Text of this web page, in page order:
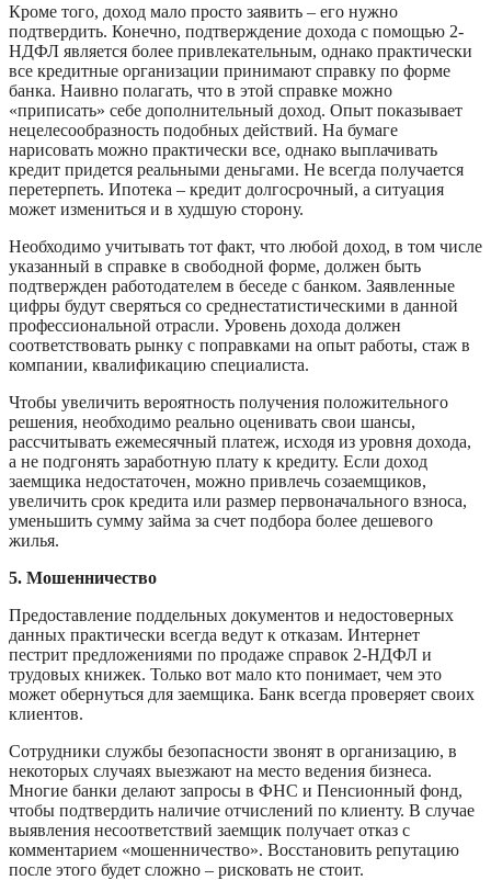
Кроме того, доход мало просто заявить – его нужно
подтвердить. Конечно, подтверждение дохода с помощью 2-
НДФЛ является более привлекательным, однако практически
все кредитные организации принимают справку по форме
банка. Наивно полагать, что в этой справке можно
«приписать» себе дополнительный доход. Опыт показывает
нецелесообразность подобных действий. На бумаге
нарисовать можно практически все, однако выплачивать
кредит придется реальными деньгами. Не всегда получается
перетерпеть. Ипотека – кредит долгосрочный, а ситуация
может измениться и в худшую сторону.
Необходимо учитывать тот факт, что любой доход, в том числе
указанный в справке в свободной форме, должен быть
подтвержден работодателем в беседе с банком. Заявленные
цифры будут сверяться со среднестатистическими в данной
профессиональной отрасли. Уровень дохода должен
соответствовать рынку с поправками на опыт работы, стаж в
компании, квалификацию специалиста.
Чтобы увеличить вероятность получения положительного
решения, необходимо реально оценивать свои шансы,
рассчитывать ежемесячный платеж, исходя из уровня дохода,
а не подгонять заработную плату к кредиту. Если доход
заемщика недостаточен, можно привлечь созаемщиков,
увеличить срок кредита или размер первоначального взноса,
уменьшить сумму займа за счет подбора более дешевого
жилья.
5. Мошенничество
Предоставление поддельных документов и недостоверных
данных практически всегда ведут к отказам. Интернет
пестрит предложениями по продаже справок 2-НДФЛ и
трудовых книжек. Только вот мало кто понимает, чем это
может обернуться для заемщика. Банк всегда проверяет своих
клиентов.
Сотрудники службы безопасности звонят в организацию, в
некоторых случаях выезжают на место ведения бизнеса.
Многие банки делают запросы в ФНС и Пенсионный фонд,
чтобы подтвердить наличие отчислений по клиенту. В случае
выявления несоответствий заемщик получает отказ с
комментарием «мошенничество». Восстановить репутацию
после этого будет сложно – рисковать не стоит.